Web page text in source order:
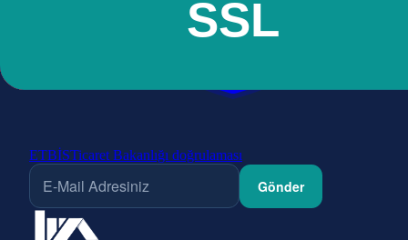
ETBİSTicaret Bakanlığı doğrulaması
Gönder